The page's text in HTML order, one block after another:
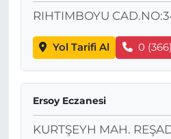
RIHTIMBOYU
Yol Tarifi Al 0
Ersoy Eczanesi
KURTŞEYH MAH.